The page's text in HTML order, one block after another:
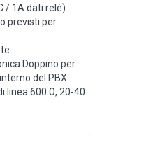
/ 1A dati relè)
previsti per
Doppino per
del PBX
linea 600 Ω, 20-40